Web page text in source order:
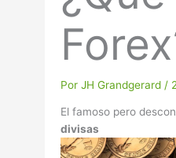
PorJH Grandgerard /
El famoso pero
divisas